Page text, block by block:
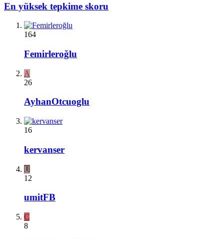
En yüksek tepkime skoru
164
Femirleroğlu
A
26
AyhanOtcuoglu
16
kervanser
U
12
umitFB
C
8